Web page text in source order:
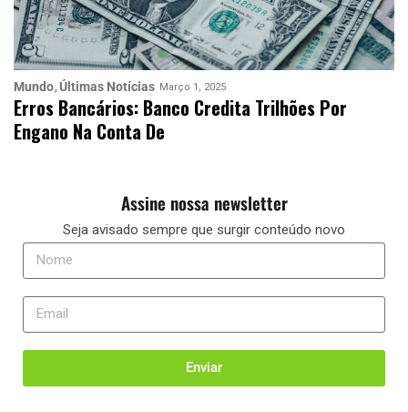
Mundo Últimas Notícias Março 1, 2025
Erros Bancários: Banco Credita Trilhões Por
Engano Na Conta De
Assine nossa newsletter
Seja avisado sempre que surgir conteúdo novo
Enviar